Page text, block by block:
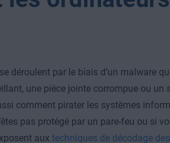
déroulent par le biais d’un malware
une pièce jointe corrompue ou un
comment pirater les systèmes
pas protégé par un pare-feu ou si
aux techniques de décodage